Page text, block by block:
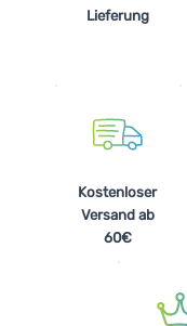
Lieferung
Kostenloser
Versand ab
60€